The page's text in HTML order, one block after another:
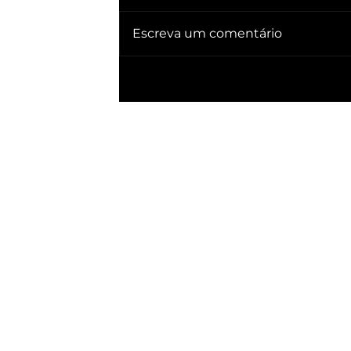
já ganhou PRESIDÊNCIA no BRASIL
Escreva um comentário